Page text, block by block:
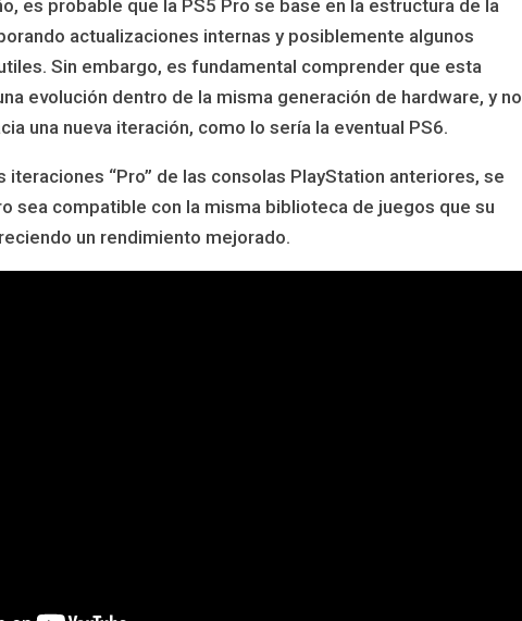
es probable que la PS5 Pro se base en la estructura de la
actualizaciones internas y posiblemente algunos
Sin embargo, es fundamental comprender que esta
evolución dentro de la misma generación de hardware, y no
una nueva iteración, como lo sería la eventual PS6.
iteraciones “Pro” de las consolas PlayStation anteriores, se
sea compatible con la misma biblioteca de juegos que su
un rendimiento mejorado.